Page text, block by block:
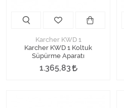
Karcher KWD 1
Karcher KWD 1 Koltuk
Süpürme Aparatı
1.365,83